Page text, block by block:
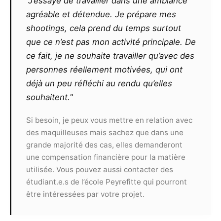
Le photographe ne pourra exiger un
quelconque commissionnement sur un contrat
remporté par le modèle, même s’il l’est grâce
aux seules photos qu’il aura réalisées ou
retouchées. De même, il ne pourra exiger aucun
partage des éventuels gains ou prix remportés
par le modèle suite à la présentation de clichés
Toute utilisation commerciale des
photographies devra faire l’objet d’un nouveau
contrat et ne pourra pas s’effectuer sans
l’accord des deux parties.
Article 9
Le présent contrat est valable, sans limite de
agréable et détendue. Je prépare mes
shootings, cela prend du temps surtout
que ce n’est pas mon activité principale. De
ce fait, je ne souhaite travailler qu’avec des
personnes réellement motivées, qui ont
déjà un peu réfléchi au rendu qu’elles
souhaitent."
Si besoin, je peux vous mettre en relation avec
des maquilleuses mais sachez que dans une
grande majorité des cas, elles demanderont
une compensation financière pour la matière
utilisée. Vous pouvez aussi contacter des
étudiant.e.s de l’école Peyrefitte qui pourront
être intéressées par votre projet.